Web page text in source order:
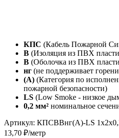
КПС (Кабель Пожарной
В (Изоляция из ПВХ
В (Оболочка из ПВХ
нг (не поддерживает
(А) (Категория по
пожарной безопасности)
LS (Low Smoke - низкое
0,2 мм² номинальное
Артикул: КПСВВнг(А)-LS
13,70 ₽/метр